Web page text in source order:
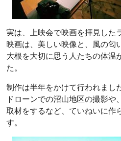
実は、上映会で映画を拝見した
映画は、美しい映像と、風の匂
大根を大切に思う人たちの体温
た。
制作は半年をかけて行われまし
ドローンでの沼山地区の撮影や
取材をするなど、ていねいに作
す。